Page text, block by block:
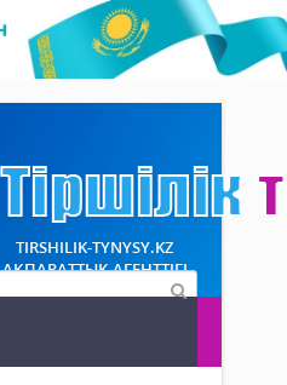
TIRSHILIK-TYNYSY.KZ
АҚПАРАТТЫҚ АГЕНТТІГІ